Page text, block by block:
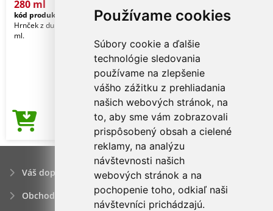
Používame cookies
Súbory cookie a ďalšie
technológie sledovania
používame na zlepšenie
vášho zážitku z prehliadania
našich webových stránok, na
to, aby sme vám zobrazovali
prispôsobený obsah a cielené
reklamy, na analýzu
návštevnosti našich
webových stránok a na
pochopenie toho, odkiaľ naši
návštevníci prichádzajú.
280 ml
kód produktu:
10221778
Hrnček z dubového dreva. Objem 280
ml.
Cena od 4,29€
Váš dopyt
Obchodné podmienky